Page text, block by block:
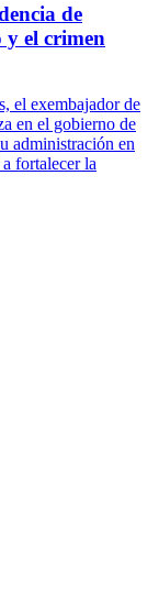
de
y el crimen
el exembajador de
en el gobierno de
administración en
fortalecer la